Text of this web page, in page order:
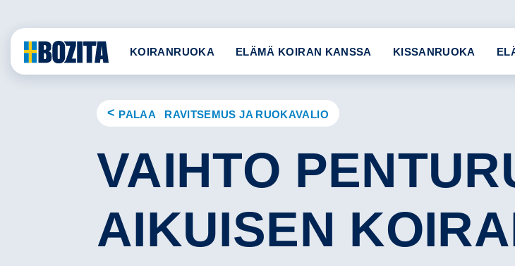
content
KOIRANRUOKA ELÄMÄ KOIRAN KANSSA KISSANRUOKA
PALAA RAVITSEMUS JA RUOKAVALIO
VAIHTO
AIKUISEN